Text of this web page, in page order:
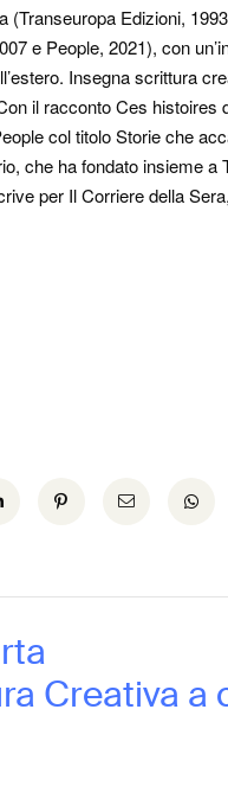
Edizioni,
e People, 2021), con
Insegna scrittura
il racconto Ces
col titolo Storie che
che ha fondato insieme
per Il Corriere della
Creativa